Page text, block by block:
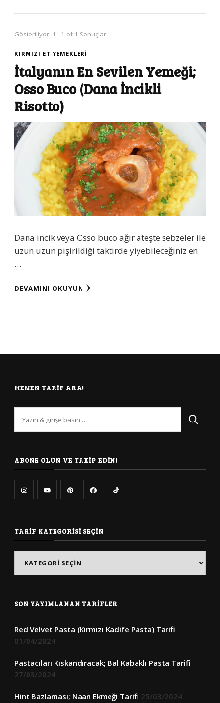
Gösteriliyor: 1 - 1 of 1 Sonuçlar
KIRMIZI ET YEMEKLERI
İtalyanın En Sevilen Yemeği;
Osso Buco (Dana İncikli
Risotto)
Dana incik veya Osso buco ağır ateşte sebzeler ile
uzun uzun pişirildiği taktirde yiyebileceğiniz en
…
DEVAMINI OKUYUN
HEMEN TARIF ARA!
arıyorsunuz?
ABONE OLUN VE TAKIP EDIN!
TARIF KATEGORISI SEÇIN
SON YAYIMLANAN TARIFLER
Red Velvet Pasta (Kırmızı Kadife Pasta) Tarifi
01/04/2024
Pastacıları Kıskandıracak; Bal Kabaklı Pasta Tarifi
27/03/2024
Hint Bazlaması; Naan Ekmeği Tarifi 25/03/2024